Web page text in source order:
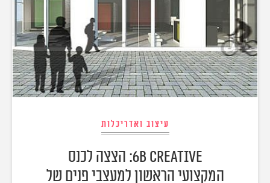
עיצוב ואדריכלות
6B CREATIVE: הצצה לכנס
המקצועי הראשון למעצבי פנים של